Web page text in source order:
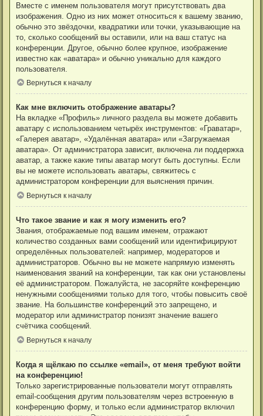
Вместе с именем пользователя могут присутствовать два
изображения. Одно из них может относиться к вашему званию,
обычно это звёздочки, квадратики или точки, указывающие на
то, сколько сообщений вы оставили, или на ваш статус на
конференции. Другое, обычно более крупное, изображение
известно как «аватара» и обычно уникально для каждого
пользователя.
Вернуться к началу
Как мне включить отображение аватары?
На вкладке «Профиль» личного раздела вы можете добавить
аватару с использованием четырёх инструментов: «Граватар»,
«Галерея аватар», «Удалённая аватара» или «Загружаемая
аватара». От администратора зависит, включена ли поддержка
аватар, а также какие типы аватар могут быть доступны. Если
вы не можете использовать аватары, свяжитесь с
администратором конференции для выяснения причин.
Вернуться к началу
Что такое звание и как я могу изменить его?
Звания, отображаемые под вашим именем, отражают
количество созданных вами сообщений или идентифицируют
определённых пользователей: например, модераторов и
администраторов. Обычно вы не можете напрямую изменять
наименования званий на конференции, так как они установлены
её администратором. Пожалуйста, не засоряйте конференцию
ненужными сообщениями только для того, чтобы повысить своё
звание. На большинстве конференций это запрещено, и
модератор или администратор понизят значение вашего
счётчика сообщений.
Вернуться к началу
Когда я щёлкаю по ссылке «email», от меня требуют войти
на конференцию!
Только зарегистрированные пользователи могут отправлять
email-сообщения другим пользователям через встроенную в
конференцию форму, и только если администратор включил